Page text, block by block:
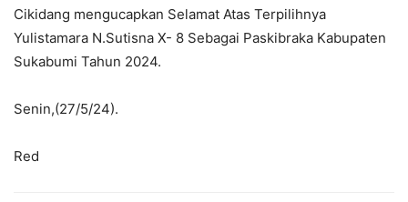
Cikidang mengucapkan Selamat Atas Terpilihnya
Yulistamara N.Sutisna X- 8 Sebagai Paskibraka Kabupaten
Sukabumi Tahun 2024.
Senin,(27/5/24).
Red